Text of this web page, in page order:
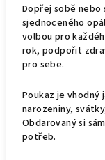
Dopřej sobě nebo
sjednoceného
volbou pro
rok, podpořit
pro sebe.
Poukaz je
narozeniny,
Obdarovaný si
potřeb.